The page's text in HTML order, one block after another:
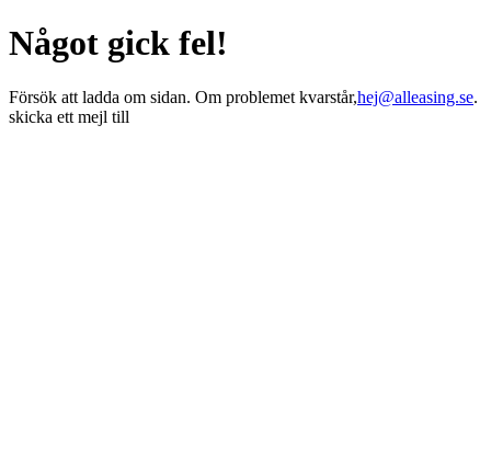
Något gick fel!
Försök att ladda om sidan. Om problemet kvarstår,hej@alleasing.se.
skicka ett mejl till